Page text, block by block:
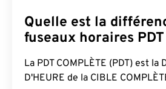
Quelle est la
fuseaux horaires
La PDT COMPLÈTE (PDT) est la
D'HEURE de la CIBLE